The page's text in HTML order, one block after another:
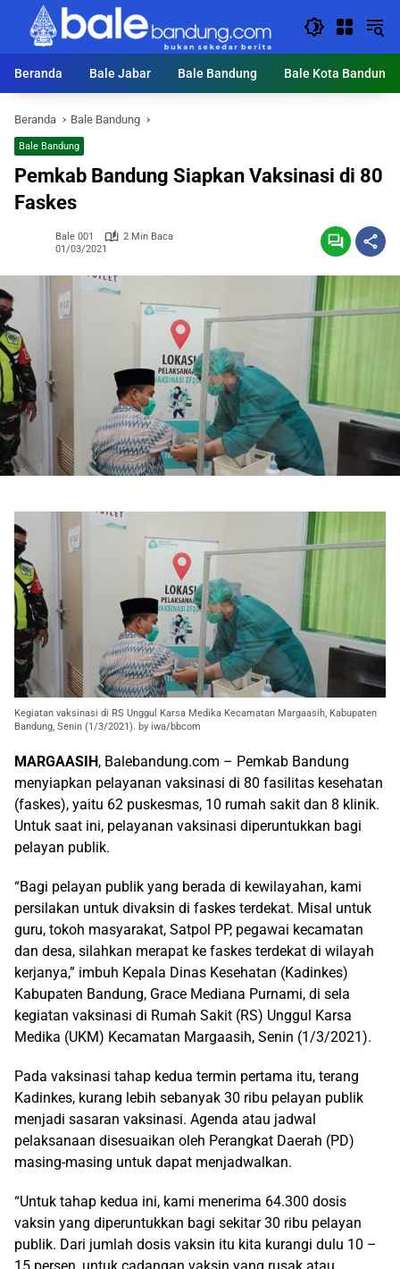
Langsung
konten
Beranda
Bale Jabar Bale Bandung Bale Kota Bandung
Beranda Bale Bandung
Bale Bandung
Pemkab Bandung Siapkan Vaksinasi di 80
Faskes
Bale 001
2 Min Baca
01/03/2021
Kegiatan vaksinasi di RS Unggul Karsa Medika Kecamatan Margaasih, Kabupaten
Bandung, Senin (1/3/2021). by iwa/bbcom
MARGAASIH, Balebandung.com – Pemkab Bandung
menyiapkan pelayanan vaksinasi di 80 fasilitas kesehatan
(faskes), yaitu 62 puskesmas, 10 rumah sakit dan 8 klinik.
Untuk saat ini, pelayanan vaksinasi diperuntukkan bagi
pelayan publik.
“Bagi pelayan publik yang berada di kewilayahan, kami
persilakan untuk divaksin di faskes terdekat. Misal untuk
guru, tokoh masyarakat, Satpol PP, pegawai kecamatan
dan desa, silahkan merapat ke faskes terdekat di wilayah
kerjanya,” imbuh Kepala Dinas Kesehatan (Kadinkes)
Kabupaten Bandung, Grace Mediana Purnami, di sela
kegiatan vaksinasi di Rumah Sakit (RS) Unggul Karsa
Medika (UKM) Kecamatan Margaasih, Senin (1/3/2021).
Pada vaksinasi tahap kedua termin pertama itu, terang
Kadinkes, kurang lebih sebanyak 30 ribu pelayan publik
menjadi sasaran vaksinasi. Agenda atau jadwal
pelaksanaan disesuaikan oleh Perangkat Daerah (PD)
masing-masing untuk dapat menjadwalkan.
“Untuk tahap kedua ini, kami menerima 64.300 dosis
vaksin yang diperuntukkan bagi sekitar 30 ribu pelayan
publik. Dari jumlah dosis vaksin itu kita kurangi dulu 10 –